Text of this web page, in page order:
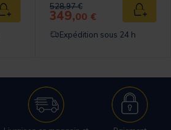
Ajouter au panier
Price reduced from
528,97 €to
349,00 €
Expédition sous 24 h